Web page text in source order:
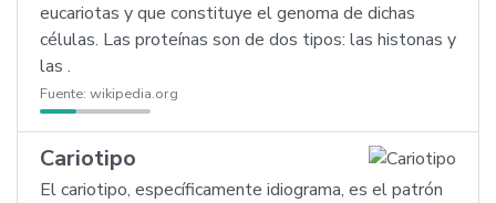
eucariotas y que constituye el genoma de dichas
células. Las proteínas son de dos tipos: las histonas y
las .
Fuente: wikipedia.org
Cariotipo
El cariotipo, específicamente idiograma, es el patrón